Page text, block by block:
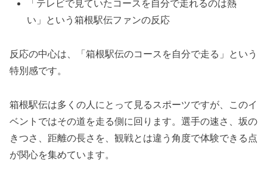
「テレビで見ていたコースを自分で走れるのは熱
い」という箱根駅伝ファンの反応
反応の中心は、「箱根駅伝のコースを自分で走る」という
特別感です。
箱根駅伝は多くの人にとって見るスポーツですが、このイ
ベントではその道を走る側に回ります。選手の速さ、坂の
きつさ、距離の長さを、観戦とは違う角度で体験できる点
が関心を集めています。